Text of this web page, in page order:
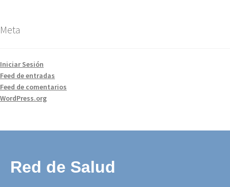
Meta
Iniciar Sesión
Feed de entradas
Feed de comentarios
WordPress.org
Red de Salud